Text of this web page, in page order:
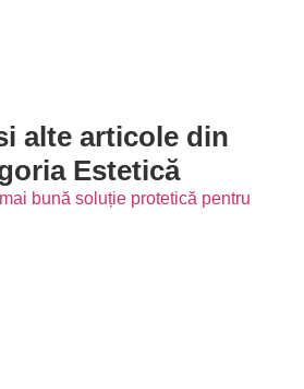
alte articole din
Estetică